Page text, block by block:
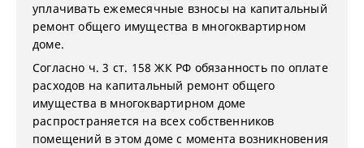
уплачивать ежемесячные взносы на капитальный
ремонт общего имущества в многоквартирном
доме.
Согласно ч. 3 ст. 158 ЖК РФ обязанность по оплате
расходов на капитальный ремонт общего
имущества в многоквартирном доме
распространяется на всех собственников
помещений в этом доме с момента возникновения